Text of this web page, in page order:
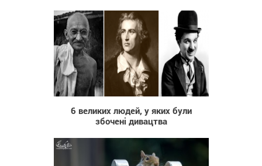
6 150
6 великих людей, у яких були
збочені дивацтва